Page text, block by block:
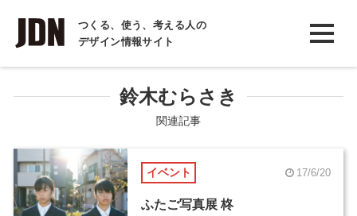
つくる、使う、考える人の
デザイン情報サイト
INTERVIEW
インタビュー
REPORT
COLUMN
コラム
鈴木むらさき
関連記事
イベント 17/6/20
ふたご写真展 柊